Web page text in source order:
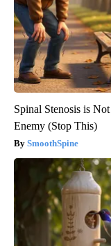
Spinal Stenosis is
Enemy (Stop This)
SmoothSpine